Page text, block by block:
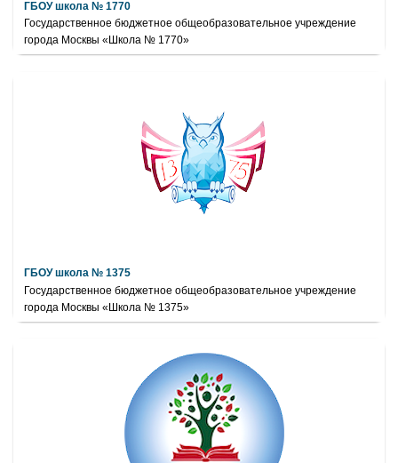
ГБОУ школа № 1770
Государственное бюджетное общеобразовательное учреждение
города Москвы «Школа № 1770»
ГБОУ школа № 1375
Государственное бюджетное общеобразовательное учреждение
города Москвы «Школа № 1375»